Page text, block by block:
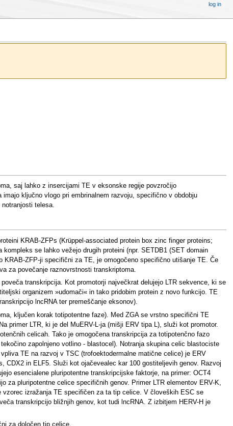
saj lahko z insercijami TE v eksonske regije povzročijo
ključno vlogo pri embrinalnem razvoju, specifično v obdobju
telesa.
KRAB-ZFPs (Krüppel-associated protein box zinc finger proteins;
se lahko vežejo drugih proteini (npr. SETDB1 (SET domain
ZFP-ji specifični za TE, je omogočeno specifično utišanje TE. Če
za povečanje raznovrstnosti transkriptoma.
transkripcija. Kot promotorji največkrat delujejo LTR sekvence, ki se
organizem »udomači« in tako pridobim protein z novo funkcijo. TE
lncRNA ter premeščanje eksonov).
ključen korak totipotentne faze). Med ZGA se vrstno specifični TE
primer LTR, ki je del MuERV-L-ja (mišji ERV tipa L), služi kot promotor.
celicah. Tako je omogočena transkripcija za totipotenčno fazo
zapolnjeno votlino - blastocel). Notranja skupina celic blastociste
TE na razvoj v TSC (trofoektodermalne matične celice) je ERV
in ELF5. Služi kot ojačevealec kar 100 gostiteljevih genov. Razvoj
esencialene pluripotentne transkripcijske faktorje, na primer: OCT4
pluripotentne celice specifičnih genov. Primer LTR elementov ERV-K,
izražanja TE specifičen za ta tip celice. V človeških ESC se
transkripcijo bližnjih genov, kot tudi lncRNA. Z izbitjem HERV-H je
za določen tip celice.
log in